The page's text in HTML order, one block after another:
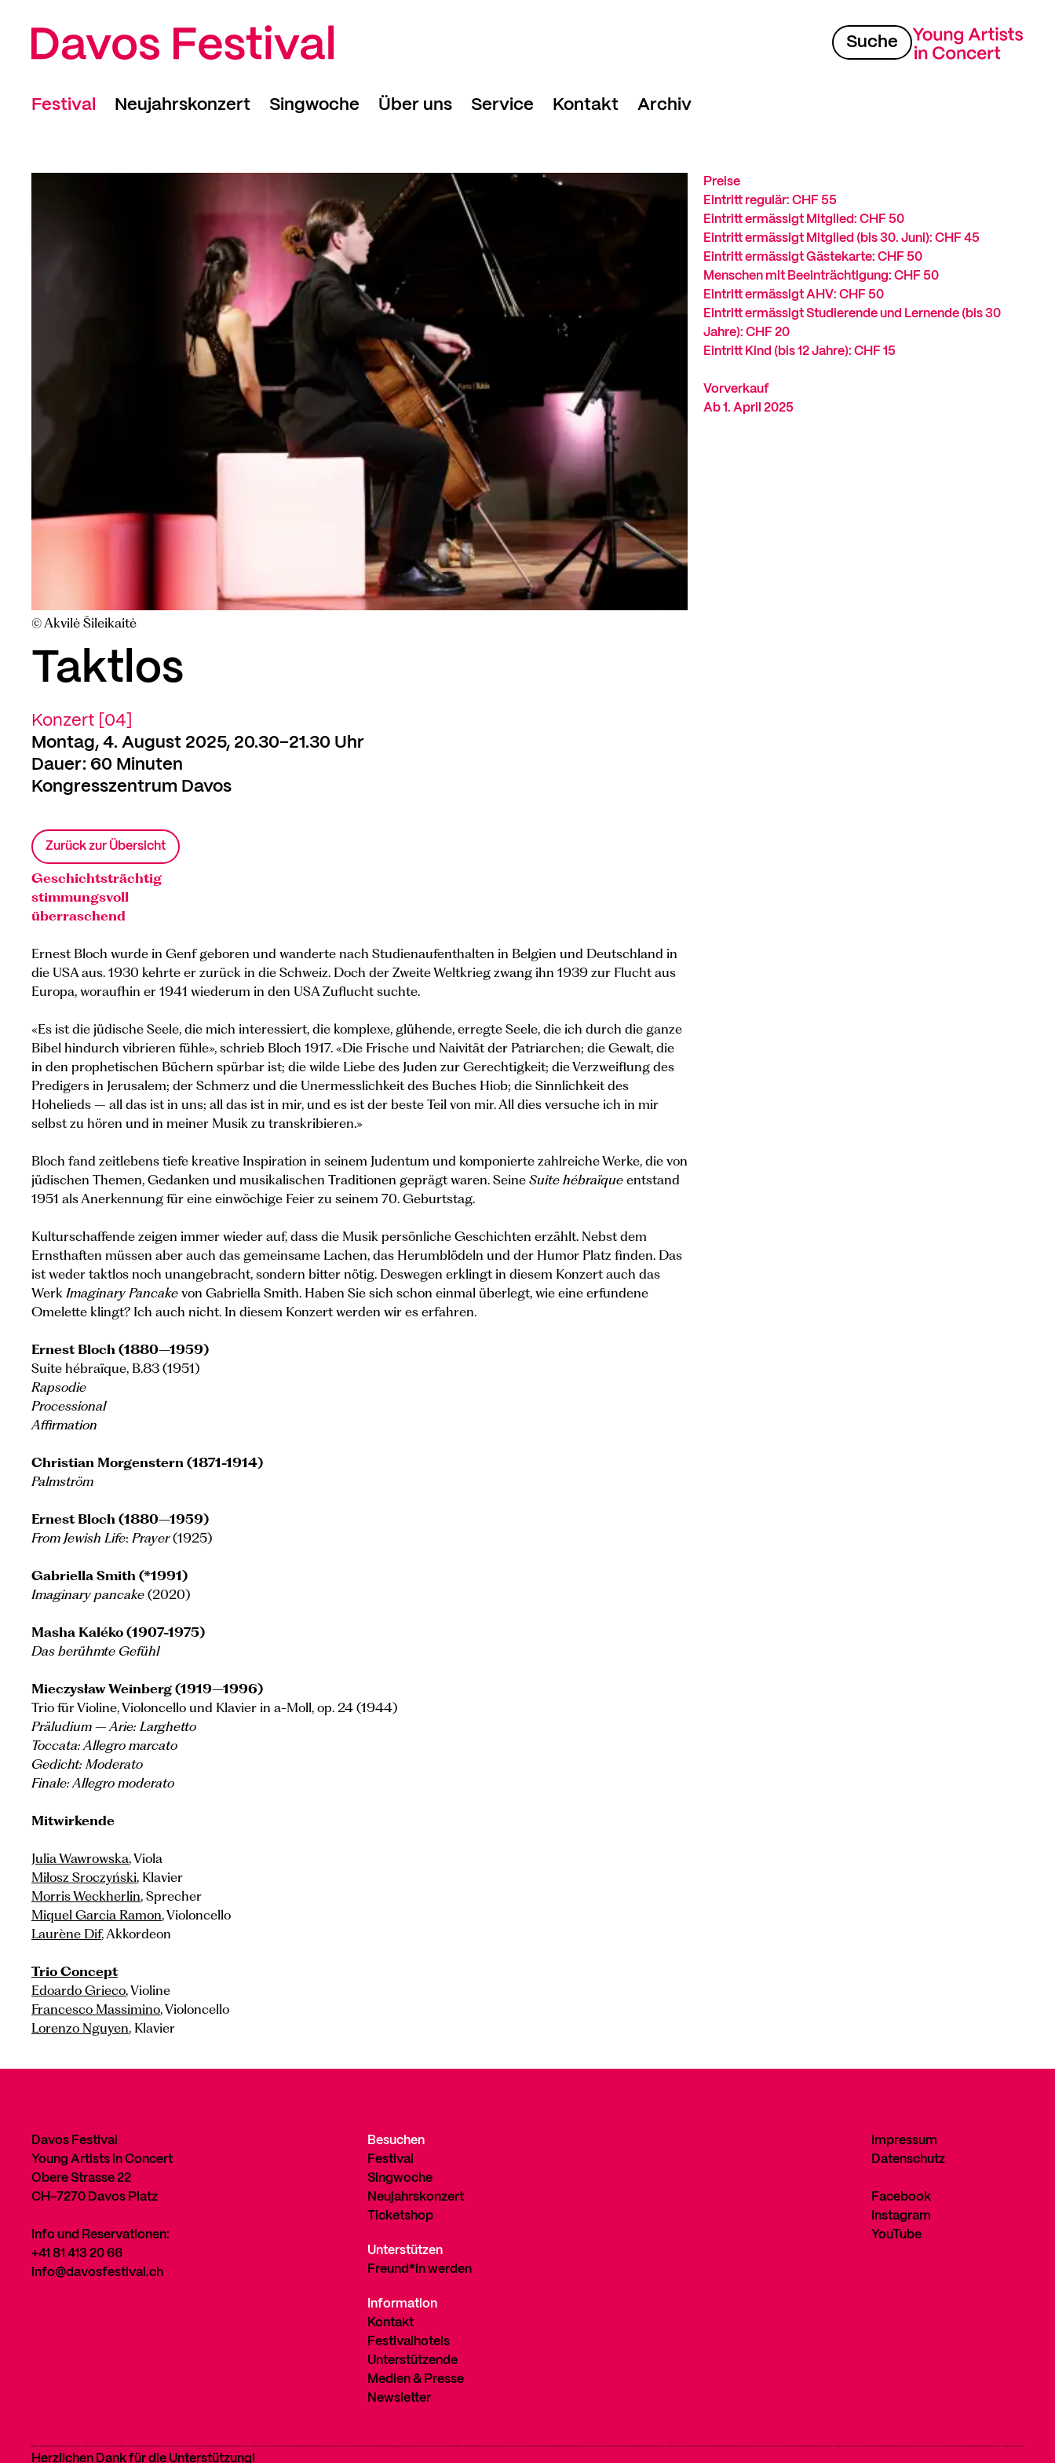
Suche
Festival
Neujahrskonzert
Singwoche
Anmeldung und Tickets
Rückblick 2025
Über uns
Freunde Davos Festival
Stiftung Davos Festival
Danke!
Service
Newsletter
Kontakt
Archiv
© Akvilė Šileikaitė
Taktlos
Konzert [04]
Montag, 4. August 2025, 20.30–21.30 Uhr
Dauer: 60 Minuten
Kongresszentrum Davos
Zurück zur Übersicht
Geschichtsträchtig
stimmungsvoll
überraschend
Ernest Bloch wurde in Genf geboren und wanderte nach Studienaufenthalten in Belgien und Deutschland in
die USA aus. 1930 kehrte er zurück in die Schweiz. Doch der Zweite Weltkrieg zwang ihn 1939 zur Flucht aus
Europa, woraufhin er 1941 wiederum in den USA Zuflucht suchte.
«Es ist die jüdische Seele, die mich interessiert, die komplexe, glühende, erregte Seele, die ich durch die ganze
Bibel hindurch vibrieren fühle», schrieb Bloch 1917. «Die Frische und Naivität der Patriarchen; die Gewalt, die
in den prophetischen Büchern spürbar ist; die wilde Liebe des Juden zur Gerechtigkeit; die Verzweiflung des
Predigers in Jerusalem; der Schmerz und die Unermesslichkeit des Buches Hiob; die Sinnlichkeit des
Hohelieds – all das ist in uns; all das ist in mir, und es ist der beste Teil von mir. All dies versuche ich in mir
selbst zu hören und in meiner Musik zu transkribieren.»
Bloch fand zeitlebens tiefe kreative Inspiration in seinem Judentum und komponierte zahlreiche Werke, die von
jüdischen Themen, Gedanken und musikalischen Traditionen geprägt waren. Seine Suite hébraïque entstand
1951 als Anerkennung für eine einwöchige Feier zu seinem 70. Geburtstag.
Kulturschaffende zeigen immer wieder auf, dass die Musik persönliche Geschichten erzählt. Nebst dem
Ernsthaften müssen aber auch das gemeinsame Lachen, das Herumblödeln und der Humor Platz finden. Das
ist weder taktlos noch unangebracht, sondern bitter nötig. Deswegen erklingt in diesem Konzert auch das
Werk Imaginary Pancake von Gabriella Smith. Haben Sie sich schon einmal überlegt, wie eine erfundene
Omelette klingt? Ich auch nicht. In diesem Konzert werden wir es erfahren.
Ernest Bloch (1880–1959)
Suite hébraïque, B.83 (1951)
Rapsodie
Processional
Affirmation
Christian Morgenstern (1871-1914)
Palmström
Ernest Bloch (1880–1959)
From Jewish Life: Prayer(1925)
Gabriella Smith (*1991)
Imaginary pancake (2020)
Masha Kaléko (1907-1975)
Das berühmte Gefühl
Mieczysław Weinberg (1919–1996)
Trio für Violine, Violoncello und Klavier in a-Moll, op. 24 (1944)
Präludium – Arie: Larghetto
Toccata: Allegro marcato
Gedicht: Moderato
Finale: Allegro moderato
Mitwirkende
Julia Wawrowska, Viola
Miłosz Sroczyński, Klavier
Morris Weckherlin, Sprecher
Miquel Garcia Ramon, Violoncello
Laurène Dif, Akkordeon
Trio Concept
Edoardo Grieco, Violine
Francesco Massimino, Violoncello
Lorenzo Nguyen, Klavier
Preise
Eintritt regulär: CHF 55
Eintritt ermässigt Mitglied: CHF 50
Eintritt ermässigt Mitglied (bis 30. Juni): CHF 45
Eintritt ermässigt Gästekarte: CHF 50
Menschen mit Beeinträchtigung: CHF 50
Eintritt ermässigt AHV: CHF 50
Eintritt ermässigt Studierende und Lernende (bis 30
Jahre): CHF 20
Eintritt Kind (bis 12 Jahre): CHF 15
Vorverkauf
Ab 1. April 2025
Davos Festival
Young Artists in Concert
Obere Strasse 22
CH-7270 Davos Platz
Info und Reservationen:
+41 81 413 20 66
info@davosfestival.ch
Besuchen
Festival
Singwoche
Neujahrskonzert
Ticketshop
Unterstützen
Freund*in werden
Information
Kontakt
Festivalhotels
Unterstützende
Medien & Presse
Newsletter
Impressum
Datenschutz
Facebook
Instagram
YouTube
Herzlichen Dank für die Unterstützung!